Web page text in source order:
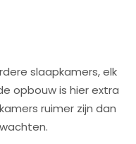
slaapkamers, elk
opbouw is hier extra
ruimer zijn dan